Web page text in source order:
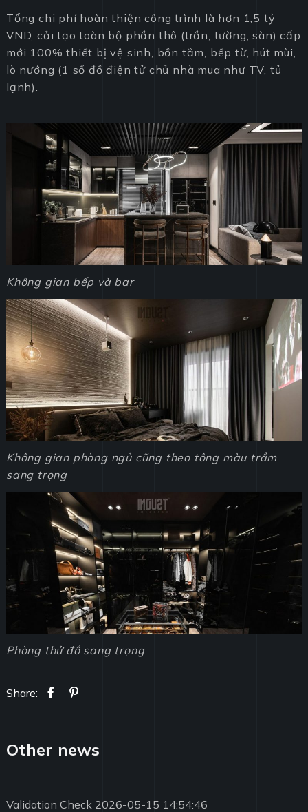
Tổng chi phí hoàn thiện công trình là hơn 1,5 tỷ
VND, cải tạo toàn bộ phần thô (trần, tường, sàn) cấp
mới 100% thiết bị vệ sinh, bồn tắm, bếp từ, hút mùi,
lò nướng (1 số đồ điện tử chủ nhà mua như TV, tủ
lạnh).
Không gian bếp và bar
Không gian phòng ngủ cũng theo tông màu trầm
sang trọng
Phòng thử đồ sang trọng
Share:
Other news
Validation Check 2026-05-15 14:54:46